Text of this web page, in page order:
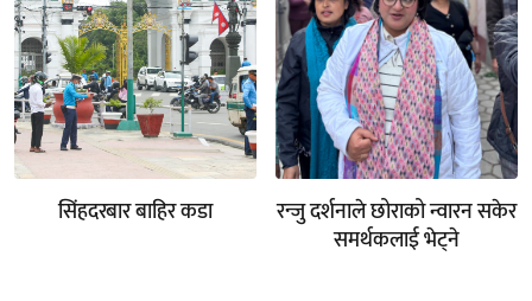
सिंहदरबार बाहिर कडा
रन्जु दर्शनाले छोराको न्वारन सकेर
समर्थकलाई भेट्ने